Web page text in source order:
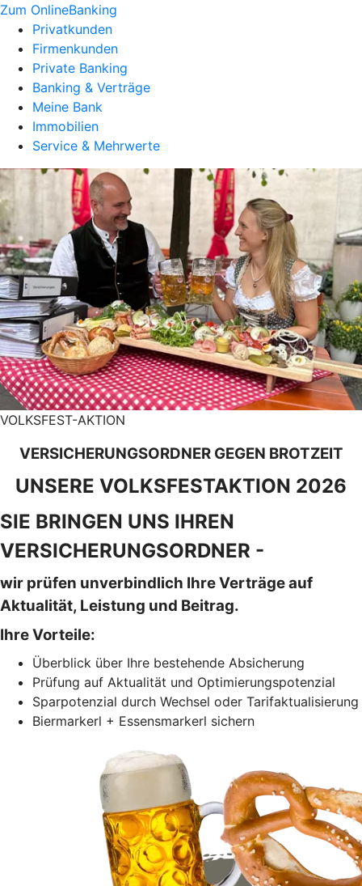
Zum OnlineBanking
Privatkunden
Firmenkunden
Private Banking
Banking & Verträge
Meine Bank
Immobilien
Service & Mehrwerte
VOLKSFEST-AKTION
VERSICHERUNGSORDNER GEGEN BROTZEIT
UNSERE VOLKSFESTAKTION 2026
SIE BRINGEN UNS IHREN
VERSICHERUNGSORDNER -
wir prüfen unverbindlich Ihre Verträge auf
Aktualität, Leistung und Beitrag.
Ihre Vorteile:
Überblick über Ihre bestehende Absicherung
Prüfung auf Aktualität und Optimierungspotenzial
Sparpotenzial durch Wechsel oder Tarifaktualisierung
Biermarkerl + Essensmarkerl sichern